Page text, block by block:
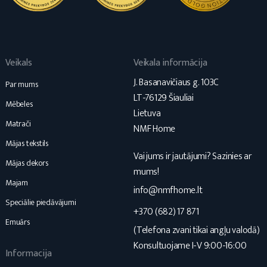
Veikals
Par mums
Mēbeles
Matrači
Mājas tekstils
Mājas dekors
Majam
Speciālie piedāvājumi
Emuārs
Informacija
Veikala informācija
J. Basanavičiaus g. 103C
LT-76129 Šiauliai
Lietuva
NMF Home
Vai jums ir jautājumi? Sazinies ar
mums!
info@nmfhome.lt
+370 (682) 17 871
(Telefona zvani tikai angļu valodā)
Konsultuojame I-V 9:00-16:00